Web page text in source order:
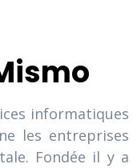
informatiques
les entreprises
Fondée il y a